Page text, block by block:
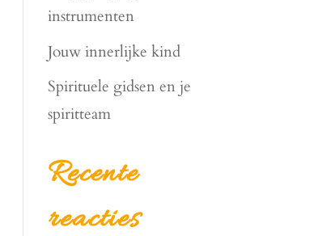
instrumenten
Jouw innerlijke kind
Spirituele gidsen en je
spiritteam
Recente
reacties